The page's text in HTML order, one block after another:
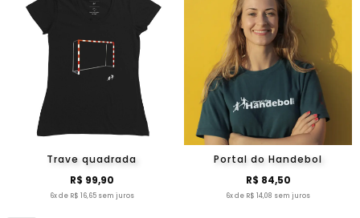
Trave quadrada
R$ 99,90
6x de R$ 16,65 sem juros
Portal do Handebol
R$ 84,50
6x de R$ 14,08 sem juros